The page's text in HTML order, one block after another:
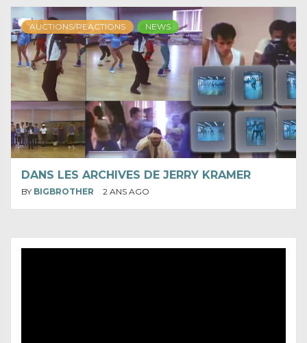
AUCTIONS/REACTIONS NEWS
DANS LES ARCHIVES DE JERRY KRAMER
BY BIGBROTHER 2 ANS AGO